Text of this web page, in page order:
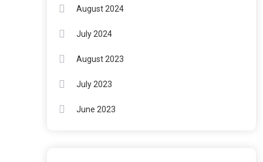
August 2024
July 2024
August 2023
July 2023
June 2023